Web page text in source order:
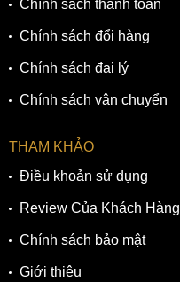
Chính sách thanh toán
Chính sách đổi hàng
Chính sách đại lý
Chính sách vận chuyển
THAM KHẢO
Điều khoản sử dụng
Review Của Khách Hàng
Chính sách bảo mật
Giới thiệu